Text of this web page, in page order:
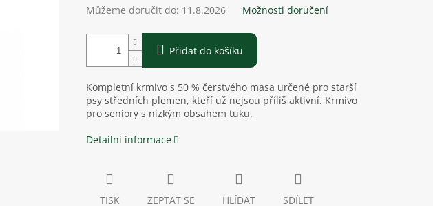
Můžeme doručit do: 11.8.2026 Možnosti doručení
Přidat do košíku
Kompletní krmivo s 50 % čerstvého masa určené pro starší
psy středních plemen, kteří už nejsou příliš aktivní. Krmivo
pro seniory s nízkým obsahem tuku.
Detailní informace
TISK ZEPTAT SE HLÍDAT SDÍLET